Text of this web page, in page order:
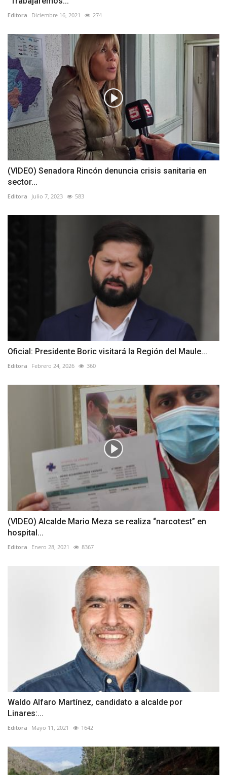
Editora Diciembre 16, 2021 274
(VIDEO) Senadora Rincón denuncia crisis sanitaria en
sector...
Editora Julio 7, 2023 583
Oficial: Presidente Boric visitará la Región del Maule...
Editora Febrero 24, 2026 360
(VIDEO) Alcalde Mario Meza se realiza “narcotest” en
hospital...
Editora Enero 28, 2021 8367
Waldo Alfaro Martínez, candidato a alcalde por
Linares:...
Editora Mayo 11, 2021 1642